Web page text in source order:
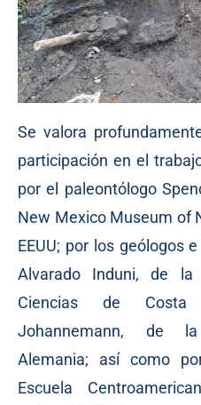
Se valora
participación en el
por el paleontólogo
New Mexico Museum of
EEUU; por los geólogos
Alvarado Induni, de la
Ciencias de
Johannemann, de
Alemania; así como
Escuela